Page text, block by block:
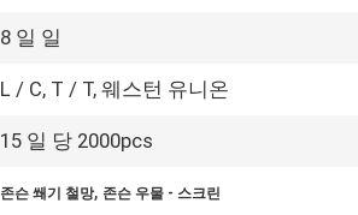
8 일 일
L / C, T / T, 웨스턴 유니온
15 일 당 2000pcs
존슨 쐐기 철망, 존슨 우물 - 스크린